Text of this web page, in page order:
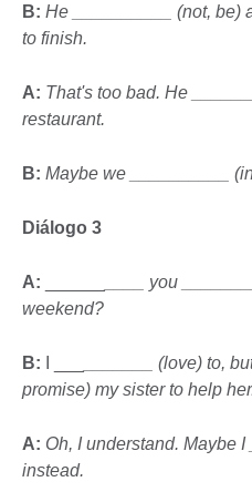
B: He __________ (not, be)
to finish.
A: That's too bad. He
restaurant.
B: Maybe we __________
Diálogo 3
A:
____ you
weekend?
B:
_______ (love) to,
promise) my sister to help
A: Oh, I understand. Maybe
instead.